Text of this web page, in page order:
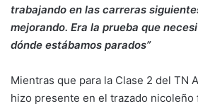
trabajando en las carreras
mejorando. Era la prueba que
dónde estábamos parados”
Mientras que para la Clase 2 del TN
hizo presente en el trazado nicoleño